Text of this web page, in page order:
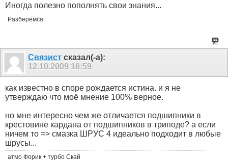
Иногда полезно пополнять свои знания...
Разберёмся
Связист сказал(-а):
12.10.2009 16:59
как известно в споре рождается истина. и я не
утверждаю что моё мнение 100% верное.
но мне интересно чем же отличается подшипники в
крестовине кардана от подшипников в триподе? а если
ничем то => смазка ШРУС 4 идеально подходит в любые
шрусы...
атмо Форик + турбо Скай